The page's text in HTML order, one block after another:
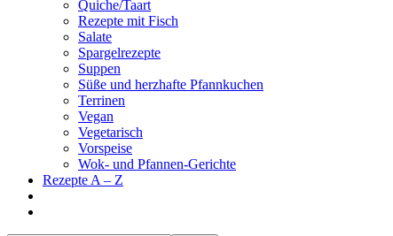
Quiche/Taart
Rezepte mit Fisch
Salate
Spargelrezepte
Suppen
Süße und herzhafte Pfannkuchen
Terrinen
Vegan
Vegetarisch
Vorspeise
Wok- und Pfannen-Gerichte
Rezepte A – Z